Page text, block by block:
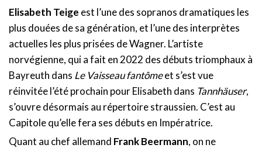
Elisabeth Teige est l’une des sopranos dramatiques les
plus douées de sa génération, et l’une des interprètes
actuelles les plus prisées de Wagner. L’artiste
norvégienne, qui a fait en 2022 des débuts triomphaux à
Bayreuth dans Le Vaisseau fantômeet s’est vue
réinvitée l’été prochain pour Elisabeth dans Tannhäuser,
s’ouvre désormais au répertoire straussien. C’est au
Capitole qu’elle fera ses débuts en Impératrice.
Quant au chef allemand Frank Beermann, on ne